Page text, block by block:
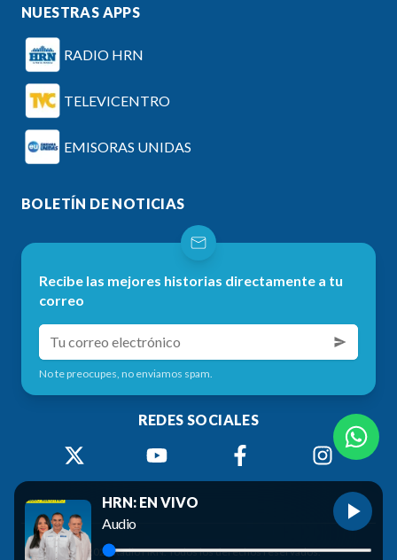
NUESTRAS APPS
RADIO HRN
TELEVICENTRO
EMISORAS UNIDAS
BOLETÍN DE NOTICIAS
Recibe las mejores historias directamente a tu
correo
No te preocupes, no enviamos spam.
REDES SOCIALES
2026 Radio HRN. Todos los derechos reservados.
HRN: EN VIVO
Audio